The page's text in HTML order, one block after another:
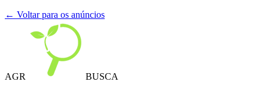
← Voltar para os anúncios
AGR
BUSCA